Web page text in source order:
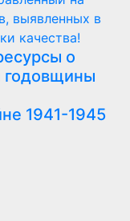
выявленных в
качества!
о
годовщины
1941-1945